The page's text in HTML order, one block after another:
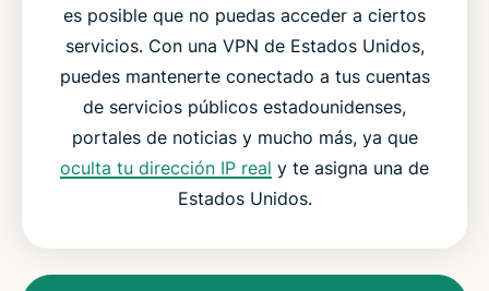
es posible que no puedas acceder a ciertos
servicios. Con una VPN de Estados Unidos,
puedes mantenerte conectado a tus cuentas
de servicios públicos estadounidenses,
portales de noticias y mucho más, ya que
oculta tu dirección IP real y te asigna una de
Estados Unidos.